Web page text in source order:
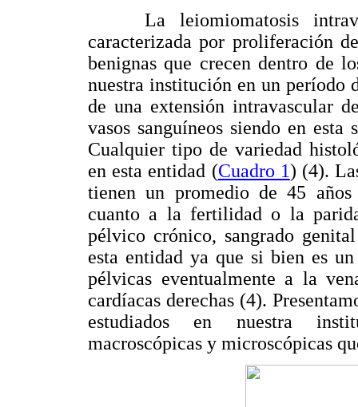
La leiomiomatosis
caracterizada por proliferación
benignas que crecen dentro de
nuestra institución en un período
de una extensión intravascular
vasos sanguíneos siendo en
Cualquier tipo de variedad
en esta entidad (Cuadro 1) (4).
tienen un promedio de 45
cuanto a la fertilidad o la
pélvico crónico, sangrado
esta entidad ya que si bien es
pélvicas eventualmente a la
cardíacas derechas (4).
estudiados en nuestra
macroscópicas y microscópicas